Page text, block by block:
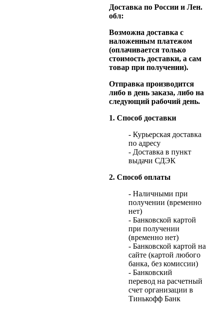
Доставка по России и Лен.
обл:
Возможна доставка с
наложенным платежом
(оплачивается только
стоимость доставки, а сам
товар при получении).
Отправка производится
либо в день заказа, либо на
следующий рабочий день.
1. Способ доставки
- Курьерская доставка
по адресу
- Доставка в пункт
выдачи СДЭК
2. Способ оплаты
- Наличными при
получении (временно
нет)
- Банковской картой
при получении
(временно нет)
- Банковской картой на
сайте (картой любого
банка, без комиссии)
- Банковский
перевод на расчетный
счет организации в
Тинькофф Банк